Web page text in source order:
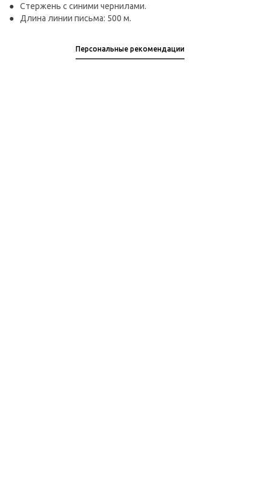
Стержень с синими чернилами.
Длина линии письма: 500 м.
Персональные рекомендации